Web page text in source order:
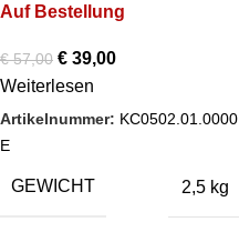
Auf Bestellung
€57,00 € 39,00
Weiterlesen
Artikelnummer: KC0502.01.0000
E
GEWICHT 2,5 kg